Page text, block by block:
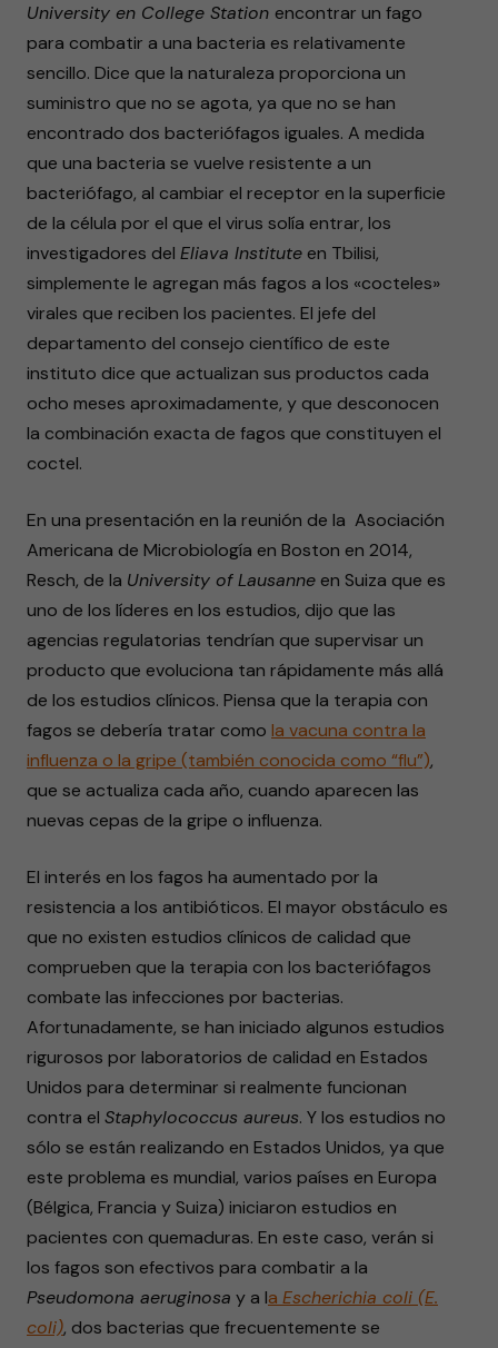
University en College Station encontrar un fago
para combatir a una bacteria es relativamente
sencillo. Dice que la naturaleza proporciona un
suministro que no se agota, ya que no se han
encontrado dos bacteriófagos iguales. A medida
que una bacteria se vuelve resistente a un
bacteriófago, al cambiar el receptor en la superficie
de la célula por el que el virus solía entrar, los
investigadores del Eliava Institute en Tbilisi,
simplemente le agregan más fagos a los «cocteles»
virales que reciben los pacientes. El jefe del
departamento del consejo científico de este
instituto dice que actualizan sus productos cada
ocho meses aproximadamente, y que desconocen
la combinación exacta de fagos que constituyen el
coctel.
En una presentación en la reunión de la Asociación
Americana de Microbiología en Boston en 2014,
Resch, de la University of Lausanne en Suiza que es
uno de los líderes en los estudios, dijo que las
agencias regulatorias tendrían que supervisar un
producto que evoluciona tan rápidamente más allá
de los estudios clínicos. Piensa que la terapia con
fagos se debería tratar como la vacuna contra la
influenza o la gripe (también conocida como “flu”),
que se actualiza cada año, cuando aparecen las
nuevas cepas de la gripe o influenza.
El interés en los fagos ha aumentado por la
resistencia a los antibióticos. El mayor obstáculo es
que no existen estudios clínicos de calidad que
comprueben que la terapia con los bacteriófagos
combate las infecciones por bacterias.
Afortunadamente, se han iniciado algunos estudios
rigurosos por laboratorios de calidad en Estados
Unidos para determinar si realmente funcionan
contra el Staphylococcus aureus. Y los estudios no
sólo se están realizando en Estados Unidos, ya que
este problema es mundial, varios países en Europa
(Bélgica, Francia y Suiza) iniciaron estudios en
pacientes con quemaduras. En este caso, verán si
los fagos son efectivos para combatir a la
Pseudomona aeruginosa y a la Escherichia coli (E.
coli), dos bacterias que frecuentemente se